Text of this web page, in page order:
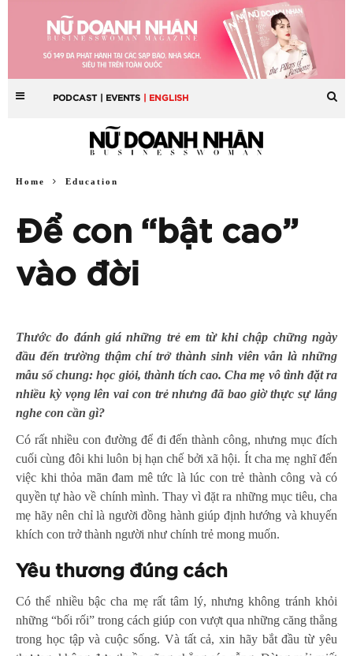
PODCAST | EVENTS | ENGLISH
Home Education
Để con “bật cao”
vào đời
Thước đo đánh giá những trẻ em từ khi chập chững ngày
đầu đến trường thậm chí trở thành sinh viên vẫn là những
mẫu số chung: học giỏi, thành tích cao. Cha mẹ vô tình đặt ra
nhiều kỳ vọng lên vai con trẻ nhưng đã bao giờ thực sự lắng
nghe con cần gì?
Có rất nhiều con đường để đi đến thành công, nhưng mục đích
cuối cùng đôi khi luôn bị hạn chế bởi xã hội. Ít cha mẹ nghĩ đến
việc khi thỏa mãn đam mê tức là lúc con trẻ thành công và có
quyền tự hào về chính mình. Thay vì đặt ra những mục tiêu, cha
mẹ hãy nên chỉ là người đồng hành giúp định hướng và khuyến
khích con trở thành người như chính trẻ mong muốn.
Yêu thương đúng cách
Có thể nhiều bậc cha mẹ rất tâm lý, nhưng không tránh khỏi
những “bối rối” trong cách giúp con vượt qua những căng thẳng
trong học tập và cuộc sống. Và tất cả, xin hãy bắt đầu từ yêu